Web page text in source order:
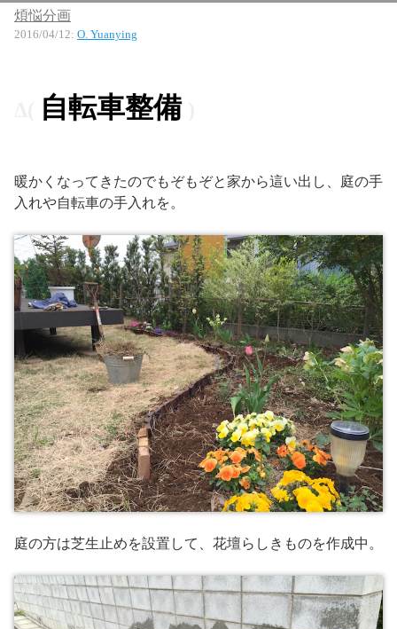
煩悩分画
2016/04/12: O. Yuanying
自転車整備
暖かくなってきたのでもぞもぞと家から這い出し、庭の手
入れや自転車の手入れを。
庭の方は芝生止めを設置して、花壇らしきものを作成中。